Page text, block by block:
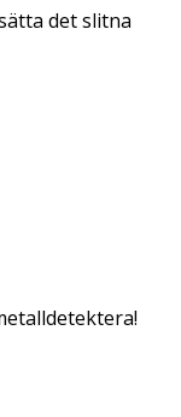
det slitna